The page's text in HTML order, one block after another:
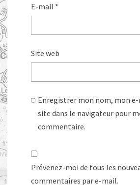
E-mail *
Site web
Enregistrer mon nom, mon
site dans le navigateur pour
commentaire.
Prévenez-moi de tous les
commentaires par e-mail.